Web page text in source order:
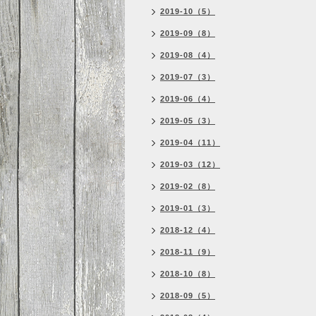
2019-10（5）
2019-09（8）
2019-08（4）
2019-07（3）
2019-06（4）
2019-05（3）
2019-04（11）
2019-03（12）
2019-02（8）
2019-01（3）
2018-12（4）
2018-11（9）
2018-10（8）
2018-09（5）